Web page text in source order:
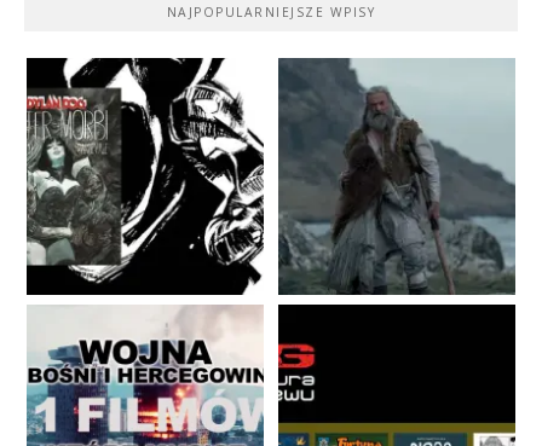
NAJPOPULARNIEJSZE WPISY